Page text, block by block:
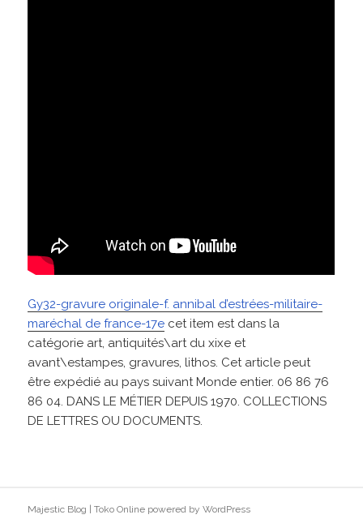
Gy32-gravure originale-f. annibal d’estrées-militaire-
maréchal de france-17e cet item est dans la
catégorie art, antiquités\art du xixe et
avant\estampes, gravures, lithos. Cet article peut
être expédié au pays suivant Monde entier. 06 86 76
86 04. DANS LE MÉTIER DEPUIS 1970. COLLECTIONS
DE LETTRES OU DOCUMENTS.
Majestic Blog |Toko Online powered byWordPress